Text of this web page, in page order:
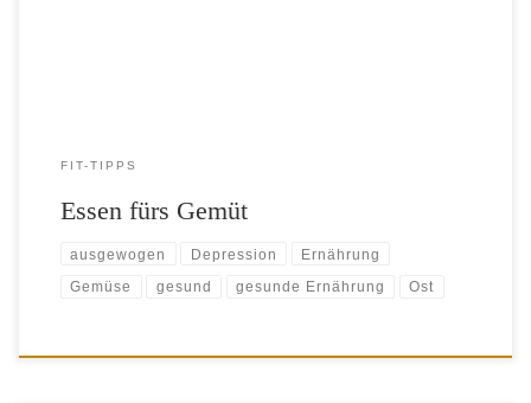
FIT-TIPPS
Essen fürs Gemüt
ausgewogen Depression Ernährung
Gemüse gesund gesunde Ernährung Ost